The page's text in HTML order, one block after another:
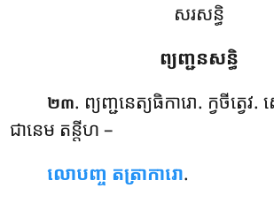
សរសន្ធិ
ព្យញ្ជនសន្ធិ
២៣. ព្យញ្ជនេត្យធិការោ. ក្វចីត្វេវ.
ជានេម តន្តីហ –
លោបញ្ច តត្រាការោ.